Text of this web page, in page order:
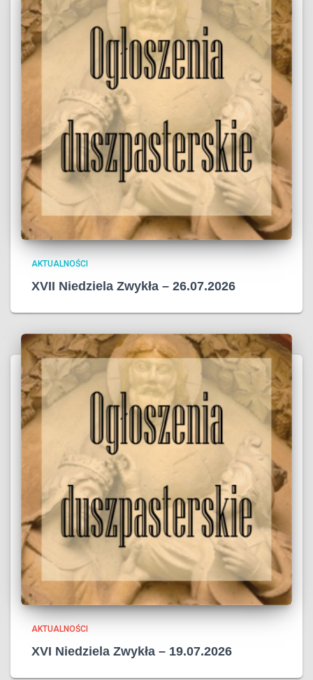
AKTUALNOŚCI
XVII Niedziela Zwykła – 26.07.2026
AKTUALNOŚCI
XVI Niedziela Zwykła – 19.07.2026